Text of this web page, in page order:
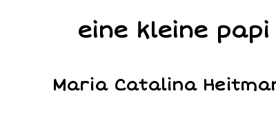
eine kleine papi
Maria Catalina